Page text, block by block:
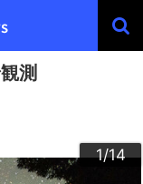
測
1/14
2/14
3/14
4/14
5/14
6/14
7/14
8/14
9/14
10/14
11/14
12/14
13/14
14/14